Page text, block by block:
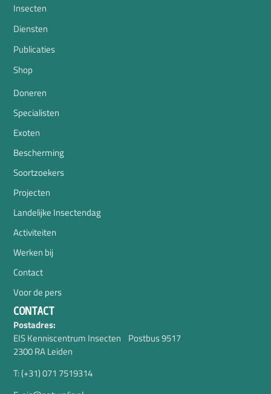
Insecten
Diensten
Publicaties
Shop
Doneren
Specialisten
Exoten
Bescherming
Soortzoekers
Projecten
Landelijke Insectendag
Activiteiten
Werken bij
Contact
Voor de pers
CONTACT
Postadres:
EIS Kenniscentrum Insecten Postbus 9517
2300 RA Leiden
T: (+31) 071 7519314